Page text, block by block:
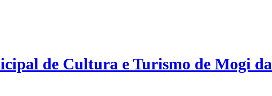
de Cultura e Turismo de Mogi